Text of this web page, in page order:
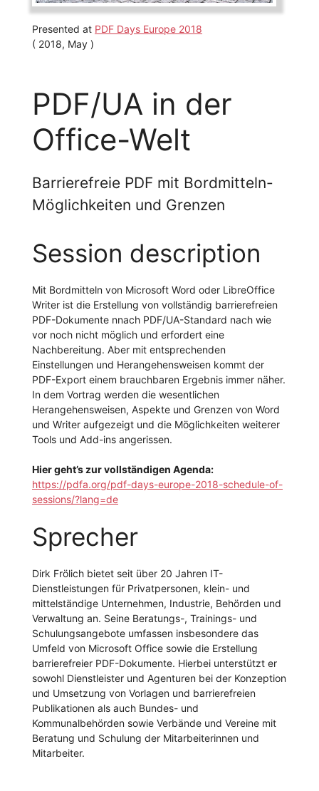
Presented at PDF Days Europe 2018
( 2018, May )
PDF/UA in der
Office-Welt
Barrierefreie PDF mit Bordmitteln-
Möglichkeiten und Grenzen
Session description
Mit Bordmitteln von Microsoft Word oder LibreOffice
Writer ist die Erstellung von vollständig barrierefreien
PDF-Dokumente nnach PDF/UA-Standard nach wie
vor noch nicht möglich und erfordert eine
Nachbereitung. Aber mit entsprechenden
Einstellungen und Herangehensweisen kommt der
PDF-Export einem brauchbaren Ergebnis immer näher.
In dem Vortrag werden die wesentlichen
Herangehensweisen, Aspekte und Grenzen von Word
und Writer aufgezeigt und die Möglichkeiten weiterer
Tools und Add-ins angerissen.
Hier geht’s zur vollständigen Agenda:
https://pdfa.org/pdf-days-europe-2018-schedule-of-
sessions/?lang=de
Sprecher
Dirk Frölich bietet seit über 20 Jahren IT-
Dienstleistungen für Privatpersonen, klein- und
mittelständige Unternehmen, Industrie, Behörden und
Verwaltung an. Seine Beratungs-, Trainings- und
Schulungsangebote umfassen insbesondere das
Umfeld von Microsoft Office sowie die Erstellung
barrierefreier PDF-Dokumente. Hierbei unterstützt er
sowohl Dienstleister und Agenturen bei der Konzeption
und Umsetzung von Vorlagen und barrierefreien
Publikationen als auch Bundes- und
Kommunalbehörden sowie Verbände und Vereine mit
Beratung und Schulung der Mitarbeiterinnen und
Mitarbeiter.